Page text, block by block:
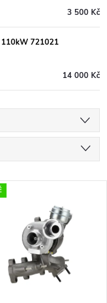
3 500 Kč
110kW 721021
14 000 Kč